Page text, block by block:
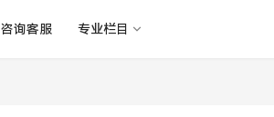
咨询客服 专业栏目